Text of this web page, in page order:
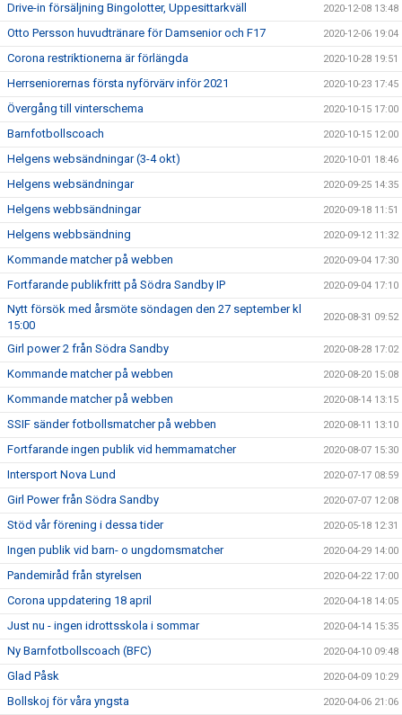
Drive-in försäljning Bingolotter, Uppesittarkväll 2020-12-08 13:48
Otto Persson huvudtränare för Damsenior och F17 2020-12-06 19:04
Corona restriktionerna är förlängda 2020-10-28 19:51
Herrseniorernas första nyförvärv inför 2021 2020-10-23 17:45
Övergång till vinterschema 2020-10-15 17:00
Barnfotbollscoach 2020-10-15 12:00
Helgens websändningar (3-4 okt) 2020-10-01 18:46
Helgens websändningar 2020-09-25 14:35
Helgens webbsändningar 2020-09-18 11:51
Helgens webbsändning 2020-09-12 11:32
Kommande matcher på webben 2020-09-04 17:30
Fortfarande publikfritt på Södra Sandby IP 2020-09-04 17:10
Nytt försök med årsmöte söndagen den 27 september kl
15:00
2020-08-31 09:52
Girl power 2 från Södra Sandby 2020-08-28 17:02
Kommande matcher på webben 2020-08-20 15:08
Kommande matcher på webben 2020-08-14 13:15
SSIF sänder fotbollsmatcher på webben 2020-08-11 13:10
Fortfarande ingen publik vid hemmamatcher 2020-08-07 15:30
Intersport Nova Lund 2020-07-17 08:59
Girl Power från Södra Sandby 2020-07-07 12:08
Stöd vår förening i dessa tider 2020-05-18 12:31
Ingen publik vid barn- o ungdomsmatcher 2020-04-29 14:00
Pandemiråd från styrelsen 2020-04-22 17:00
Corona uppdatering 18 april 2020-04-18 14:05
Just nu - ingen idrottsskola i sommar 2020-04-14 15:35
Ny Barnfotbollscoach (BFC) 2020-04-10 09:48
Glad Påsk 2020-04-09 10:29
Bollskoj för våra yngsta 2020-04-06 21:06